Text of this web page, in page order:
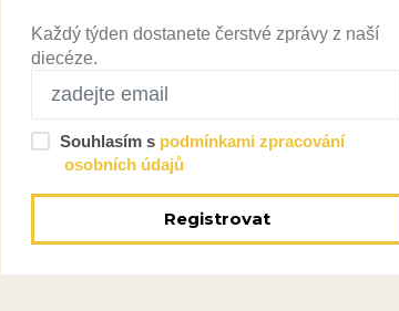
Každý týden dostanete čerstvé zprávy z naší
diecéze.
Souhlasím s podmínkami zpracování
osobních údajů
Registrovat